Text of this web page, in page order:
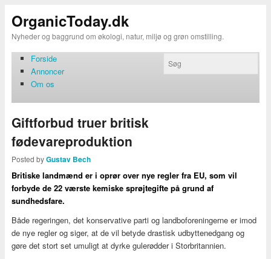
OrganicToday.dk
Nyheder og baggrund om økologi, natur, miljø og grøn omstilling.
Forside
Annoncer
Om os
Giftforbud truer britisk
fødevareproduktion
Posted byGustav Bech
Britiske landmænd er i oprør over nye regler fra EU, som vil
forbyde de 22 værste kemiske sprøjtegifte på grund af
sundhedsfare.
Både regeringen, det konservative parti og landboforeningerne er imod
de nye regler og siger, at de vil betyde drastisk udbyttenedgang og
gøre det stort set umuligt at dyrke gulerødder i Storbritannien.